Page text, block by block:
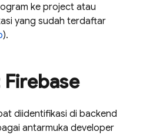
ke project atau
yang sudah terdaftar
).
diidentifikasi di backend
antarmuka developer